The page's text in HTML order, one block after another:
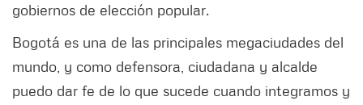
gobiernos de elección popular.
Bogotá es una de las principales megaciudades del
mundo, y como defensora, ciudadana y alcalde
puedo dar fe de lo que sucede cuando integramos y